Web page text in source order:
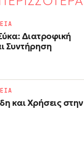
Διατροφική
Συντήρηση
και Χρήσεις στην